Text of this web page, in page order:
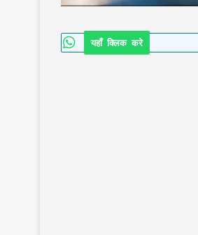
यहाँ क्लिक करे